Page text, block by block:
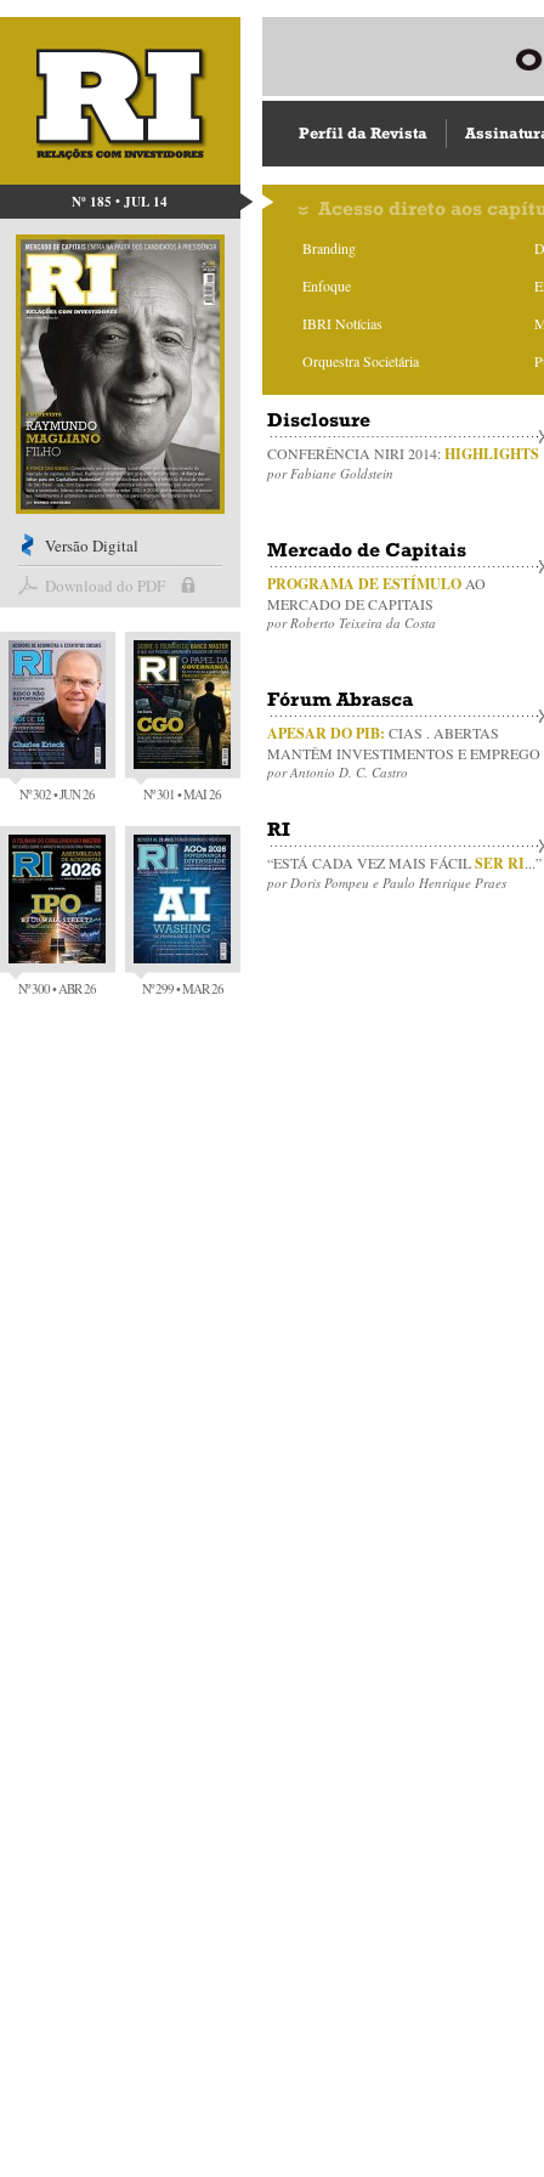
Nº 185 • JUL 14
Versão Digital
Download do PDF
Nº 302 • JUN 26 Nº 301 • MAI 26
Nº 300 • ABR 26 Nº 299 • MAR 26
Perfil da Revista
Acesso direto aos
Branding
Enfoque
IBRI Notícias
Orquestra Societária
Disclosure
CONFERÊNCIA NIRI 2014:HIGHLIGHTS
por Fabiane Goldstein
Mercado de Capitais
PROGRAMA DE ESTÍMULO AO
MERCADO DE CAPITAIS
por Roberto Teixeira da Costa
Fórum Abrasca
APESAR DO PIB: CIAS . ABERTAS
MANTÊM INVESTIMENTOS E EMPREGO
por Antonio D. C. Castro
RI
“ESTÁ CADA VEZ MAIS FÁCILSER RI...”
por Doris Pompeu e Paulo Henrique Praes